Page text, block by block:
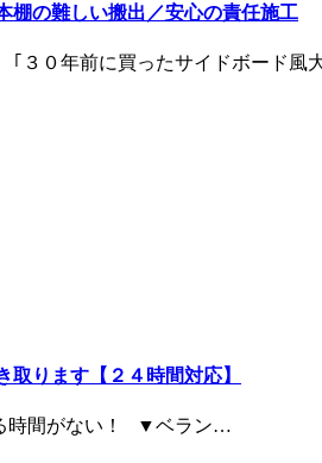
棚の難しい搬出／安心の責任施工
｢３０年前に買ったサイドボード風
ります【２４時間対応】
時間がない！ ▼ベラン…